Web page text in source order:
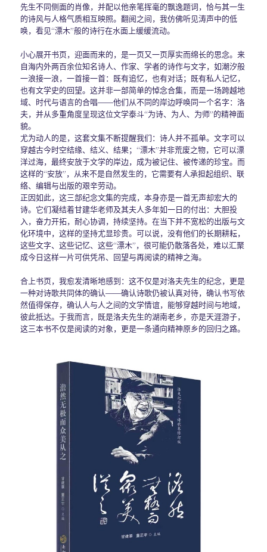
先生不同侧面的肖像，并配以他亲笔挥毫的飘逸题词，恰与其一生
的诗风与人格气质相互映照。翻阅之间，我仿佛听见涛声中的低
唤，看见“漂木”般的诗行在水面上缓缓流动。
小心展开书页，迎面而来的，是一页又一页厚实而绵长的思念。来
自海内外两百余位知名诗人、作家、学者的诗作与文字，如潮汐般
一浪接一浪，一首接一首：既有追忆，也有对话；既有私人记忆，
也有文学史的回望。这并非一部简单的悼念合集，而是一场跨越地
域、时代与语言的合唱——他们从不同的岸边呼唤同一个名字：洛
夫，并从多重角度呈现这位文学泰斗“为诗、为人、为师”的精神面
貌。
尤为动人的是，这套文集不断提醒我们：诗人并不孤单。文字可以
穿越古今时空结缘、结义、结果；“漂木”并非荒废之物，它可以漂
洋过海，最终安放于文学的岸边，成为被记住、被传递的珍宝。而
这样的“安放”，从来不是自然发生的，它需要有人承担起组织、联
络、编辑与出版的艰辛劳动。
正因如此，这三部纪念文集的完成，本身亦是一首无声却宏大的
诗。它们凝结着甘建华老师及其夫人多年如一日的付出：大胆投
入，奋力开拓，耐心协调，持续坚持。在当下并不宽松的出版与文
化环境中，这样的坚持尤显珍贵。可以说，没有他们的长期耕耘，
这些文字、这些记忆、这些“漂木”，很可能仍散落各处，难以汇聚
成今日这样一片可供凭吊、回望与再阅读的精神之海。
合上书页，我愈发清晰地感到：这不仅是对洛夫先生的纪念，更是
一种对诗歌共同体的确认——确认诗歌仍被认真对待，确认书写依
然值得保存，确认人与人之间的文学情谊，能够穿越时间与地域，
彼此抵达。于我而言，既是洛夫先生的湖南老乡，亦是天涯游子，
这三本书不仅是阅读的对象，更是一条通向精神原乡的回归之路。